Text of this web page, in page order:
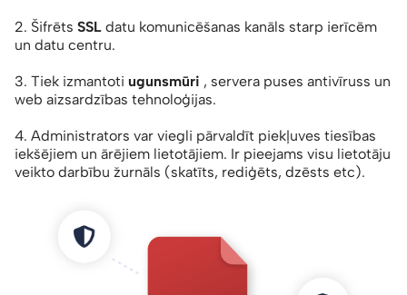
2. Šifrēts SSL datu komunicēšanas kanāls starp ierīcēm
un datu centru.
3. Tiek izmantoti ugunsmūri , servera puses antivīruss un
web aizsardzības tehnoloģijas.
4. Administrators var viegli pārvaldīt piekļuves tiesības
iekšējiem un ārējiem lietotājiem. Ir pieejams visu lietotāju
veikto darbību žurnāls (skatīts, rediģēts, dzēsts etc).